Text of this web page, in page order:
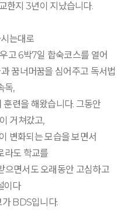
한지 3년이 지났습니다.
는대로
고 6박7일 합숙코스를 열어
꿈너머꿈을 심어주고 독서법
독,
훈련을 해왔습니다. 그동안
거쳐갔고,
변화되는 모습을 보면서
라도 학교를
으면서도 오래동안 고심하고
이다
가 BDS입니다.